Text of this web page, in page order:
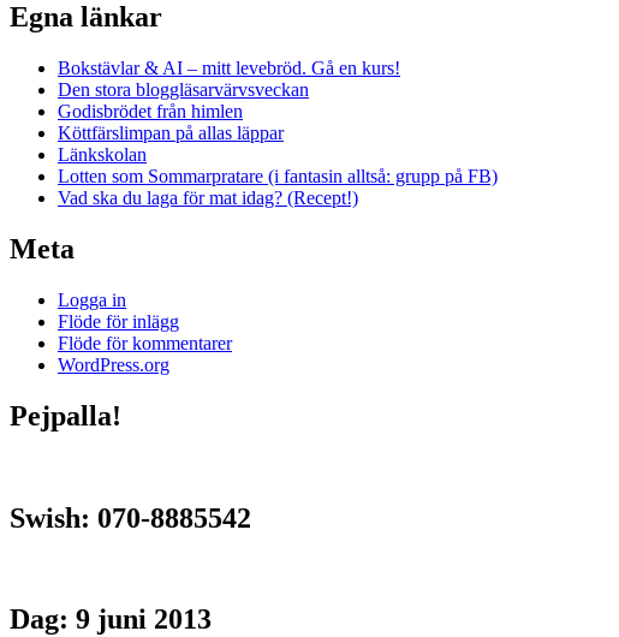
Egna länkar
Bokstävlar & AI – mitt levebröd. Gå en kurs!
Den stora bloggläsarvärvsveckan
Godisbrödet från himlen
Köttfärslimpan på allas läppar
Länkskolan
Lotten som Sommarpratare (i fantasin alltså: grupp på FB)
Vad ska du laga för mat idag? (Recept!)
Meta
Logga in
Flöde för inlägg
Flöde för kommentarer
WordPress.org
Pejpalla!
Swish: 070-8885542
Dag: 9 juni 2013